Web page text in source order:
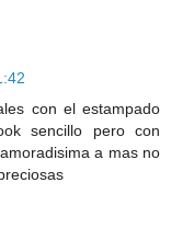
con el estampado
sencillo pero con
a mas no